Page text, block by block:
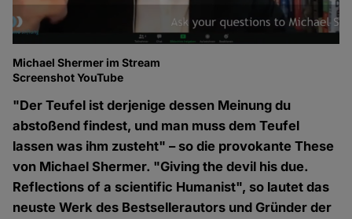
Michael Shermer im Stream
Screenshot YouTube
"Der Teufel ist derjenige dessen Meinung du
abstoßend findest, und man muss dem Teufel
lassen was ihm zusteht" – so die provokante These
von Michael Shermer. "Giving the devil his due.
Reflections of a scientific Humanist", so lautet das
neuste Werk des Bestsellerautors und Gründer der